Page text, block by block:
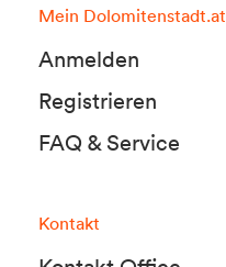
Mein Dolomitenstadt.at
Anmelden
Registrieren
FAQ & Service
Kontakt